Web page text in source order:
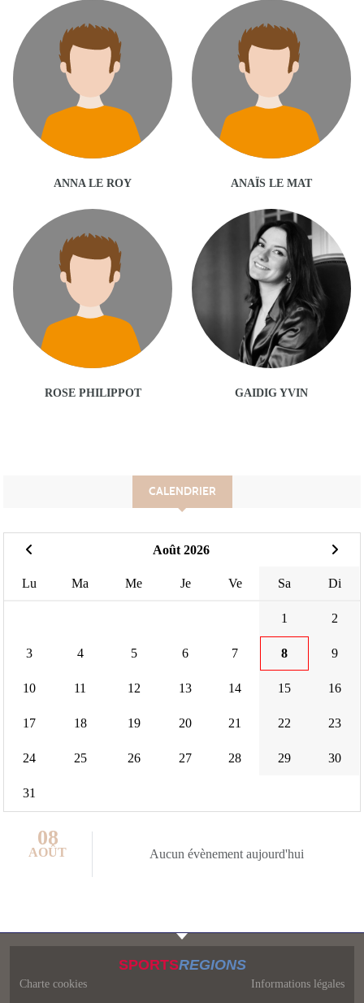
ANNA LE ROY ANAÏS LE MAT
ROSE PHILIPPOT GAIDIG YVIN
CALENDRIER
Août 2026
Lu Ma Me Je Ve Sa Di
1 2
3 4 5 6 7 8 9
10 11 12 13 14 15 16
17 18 19 20 21 22 23
24 25 26 27 28 29 30
31
08
AOÛT Aucun évènement aujourd'hui
SPORTSREGIONS
Charte cookies
Informations légales